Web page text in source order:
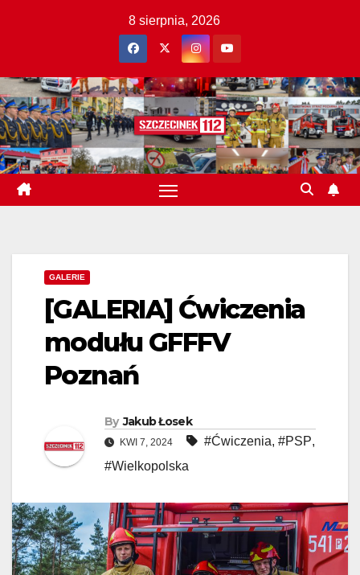
8 sierpnia, 2026
GALERIE
[GALERIA] Ćwiczenia
modułu GFFFV
Poznań
By Jakub Łosek
KWI 7, 2024 #Ćwiczenia, #PSP,
#Wielkopolska